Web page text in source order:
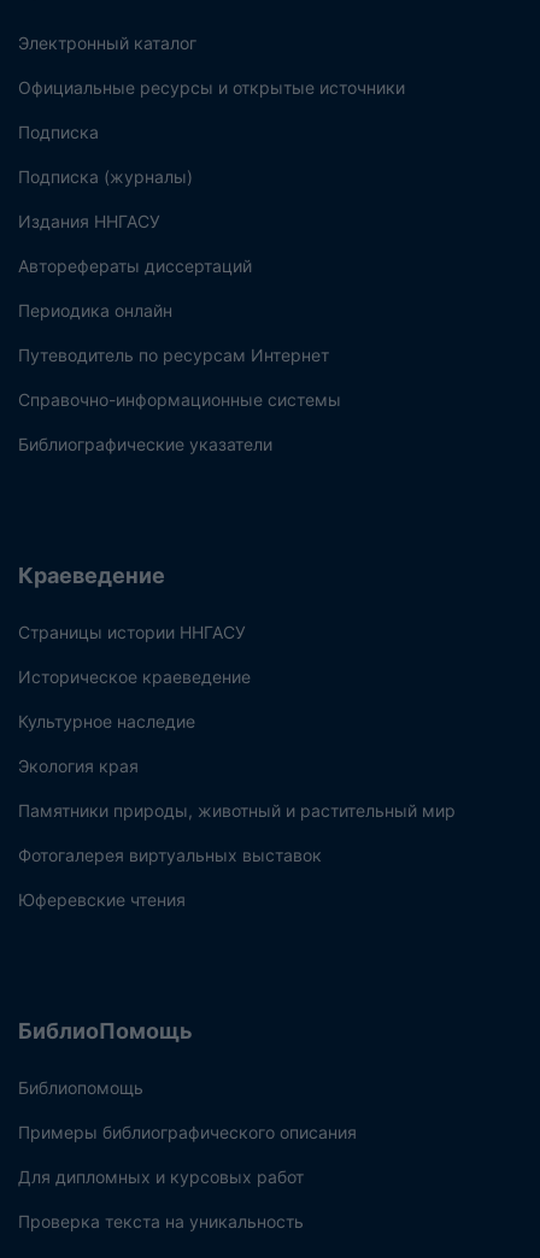
Электронный каталог
Официальные ресурсы и открытые источники
Подписка
Подписка (журналы)
Издания ННГАСУ
Авторефераты диссертаций
Периодика онлайн
Путеводитель по ресурсам Интернет
Справочно-информационные системы
Библиографические указатели
Краеведение
Страницы истории ННГАСУ
Историческое краеведение
Культурное наследие
Экология края
Памятники природы, животный и растительный мир
Фотогалерея виртуальных выставок
Юферевские чтения
БиблиоПомощь
Библиопомощь
Примеры библиографического описания
Для дипломных и курсовых работ
Проверка текста на уникальность